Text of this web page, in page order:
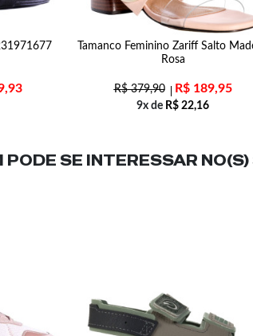
Tamanco Feminino Zariff Salto
Rosa
R$379,90 R$189,95
9x de R$ 22,16
SE INTERESSAR